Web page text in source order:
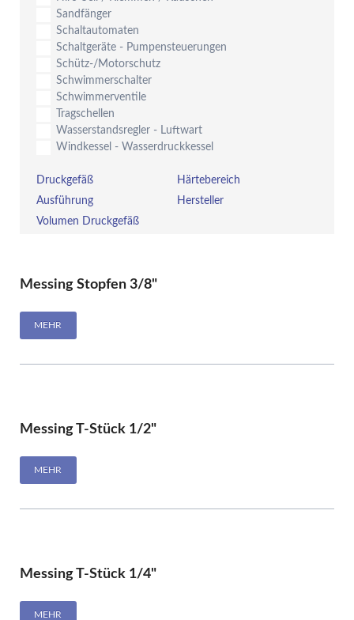
Sandfänger
Schaltautomaten
Schaltgeräte - Pumpensteuerungen
Schütz-/Motorschutz
Schwimmerschalter
Schwimmerventile
Tragschellen
Wasserstandsregler - Luftwart
Windkessel - Wasserdruckkessel
Druckgefäß
Härtebereich
Ausführung
Hersteller
Volumen Druckgefäß
Messing Stopfen 3/8"
MEHR
Messing T-Stück 1/2"
MEHR
Messing T-Stück 1/4"
MEHR